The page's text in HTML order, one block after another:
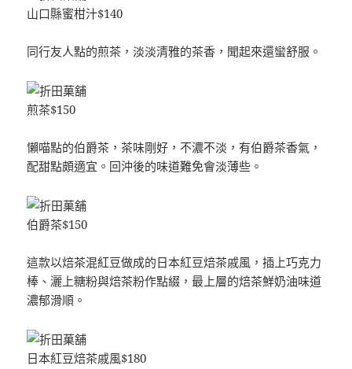
山口縣蜜柑汁$140
同行友人點的煎茶，淡淡清雅的茶香，聞起來還蠻舒服。
煎茶$150
懶喵點的伯爵茶，茶味剛好，不濃不淡，有伯爵茶香氣，
配甜點頗適宜。回沖後的味道難免會淡薄些。
伯爵茶$150
這款以焙茶混紅豆做成的日本紅豆焙茶戚風，插上巧克力
棒、灑上糖粉與焙茶粉作點綴，最上層的焙茶鮮奶油味道
濃郁滑順。
日本紅豆焙茶戚風$180